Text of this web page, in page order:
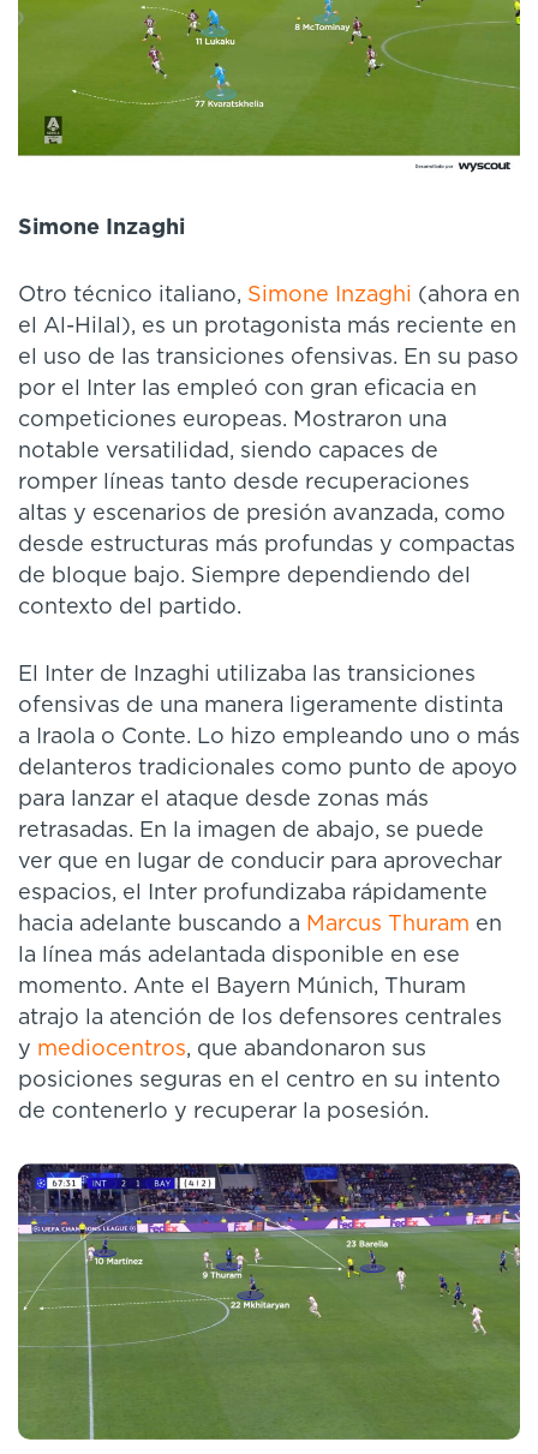
Simone Inzaghi
Otro técnico italiano, Simone Inzaghi (ahora en
el Al-Hilal), es un protagonista más reciente en
el uso de las transiciones ofensivas. En su paso
por el Inter las empleó con gran eficacia en
competiciones europeas. Mostraron una
notable versatilidad, siendo capaces de
romper líneas tanto desde recuperaciones
altas y escenarios de presión avanzada, como
desde estructuras más profundas y compactas
de bloque bajo. Siempre dependiendo del
contexto del partido.
El Inter de Inzaghi utilizaba las transiciones
ofensivas de una manera ligeramente distinta
a Iraola o Conte. Lo hizo empleando uno o más
delanteros tradicionales como punto de apoyo
para lanzar el ataque desde zonas más
retrasadas. En la imagen de abajo, se puede
ver que en lugar de conducir para aprovechar
espacios, el Inter profundizaba rápidamente
hacia adelante buscando a Marcus Thuram en
la línea más adelantada disponible en ese
momento. Ante el Bayern Múnich, Thuram
atrajo la atención de los defensores centrales
y mediocentros, que abandonaron sus
posiciones seguras en el centro en su intento
de contenerlo y recuperar la posesión.